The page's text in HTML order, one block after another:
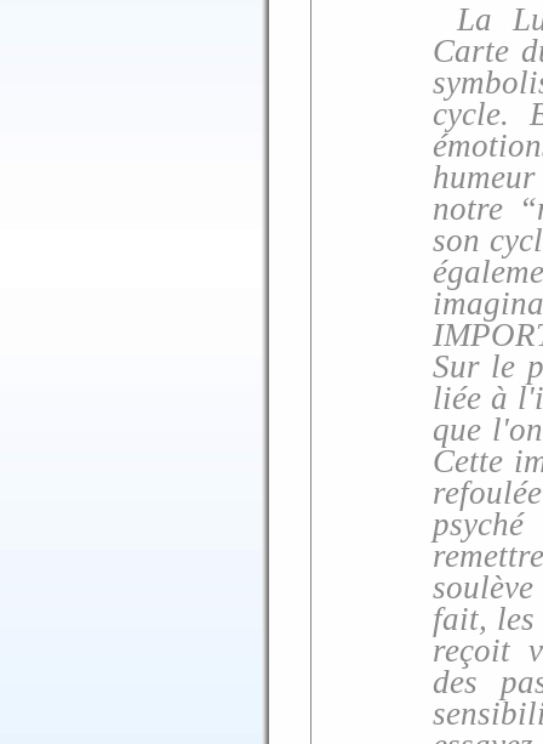
La
Carte
cycle.
notre
son
Sur le
liée à
que
Cette
fait, les
reçoit
des